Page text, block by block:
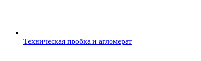
Техническая пробка и агломерат